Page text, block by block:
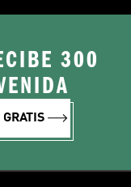
300
GRATIS